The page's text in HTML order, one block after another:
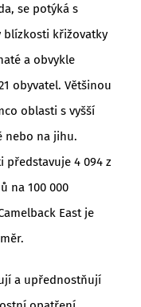
se potýká s
blízkosti křižovatky
a obvykle
obyvatel. Většinou
oblasti s vyšší
nebo na jihu.
4 094 z
na 100 000
East je
a upřednostňují